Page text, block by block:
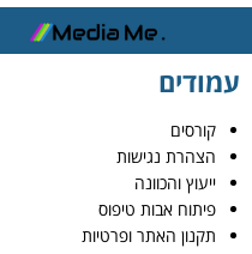
עמודים
קורסים
הצהרת נגישות
ייעוץ והכוונה
פיתוח אבות טיפוס
תקנון האתר ופרטיות